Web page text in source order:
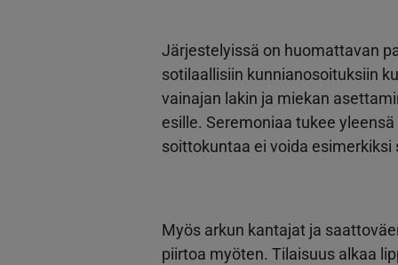
Järjestelyissä on huomattavan
sotilaallisiin kunnianosoituksiin
vainajan lakin ja miekan
esille. Seremoniaa tukee
soittokuntaa ei voida esimerkiksi
Myös arkun kantajat ja
piirtoa myöten. Tilaisuus alkaa